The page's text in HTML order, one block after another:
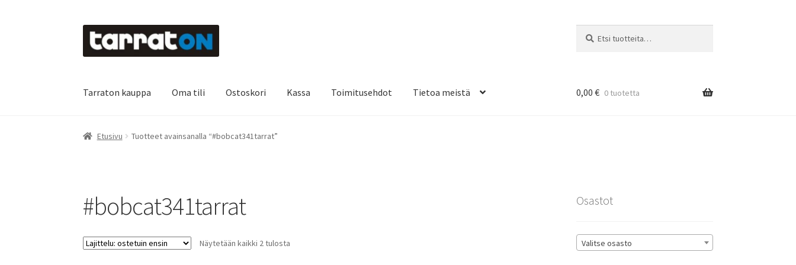
Siirry
navigointiin
Siirry
sisältöön
Tarraton kauppa Oma tili Ostoskori Kassa Toimitusehdot Tietoa meistä
Etusivu Kyltit Laserleikkaus & -kaiverrusMainosteippaukset & teippausten poisto
Tietoa meistä
0,00 € 0 tuotetta
Etusivu Tuotteet avainsanalla “#bobcat341tarrat”
#bobcat341tarrat
Näytetään kaikki 2 tulosta
Osastot
Valitse osasto